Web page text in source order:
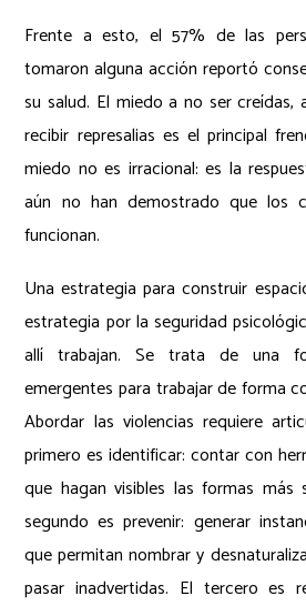
Frente a esto, el 57% de las
tomaron alguna acción reportó
su salud. El miedo a no ser
recibir represalias es el principal
miedo no es irracional: es la
aún no han demostrado que los
funcionan.
Una estrategia para construir
estrategia por la seguridad
allí trabajan. Se trata de una
emergentes para trabajar de forma
Abordar las violencias requiere
primero es identificar: contar con
que hagan visibles las formas más
segundo es prevenir: generar
que permitan nombrar y
pasar inadvertidas. El tercero es